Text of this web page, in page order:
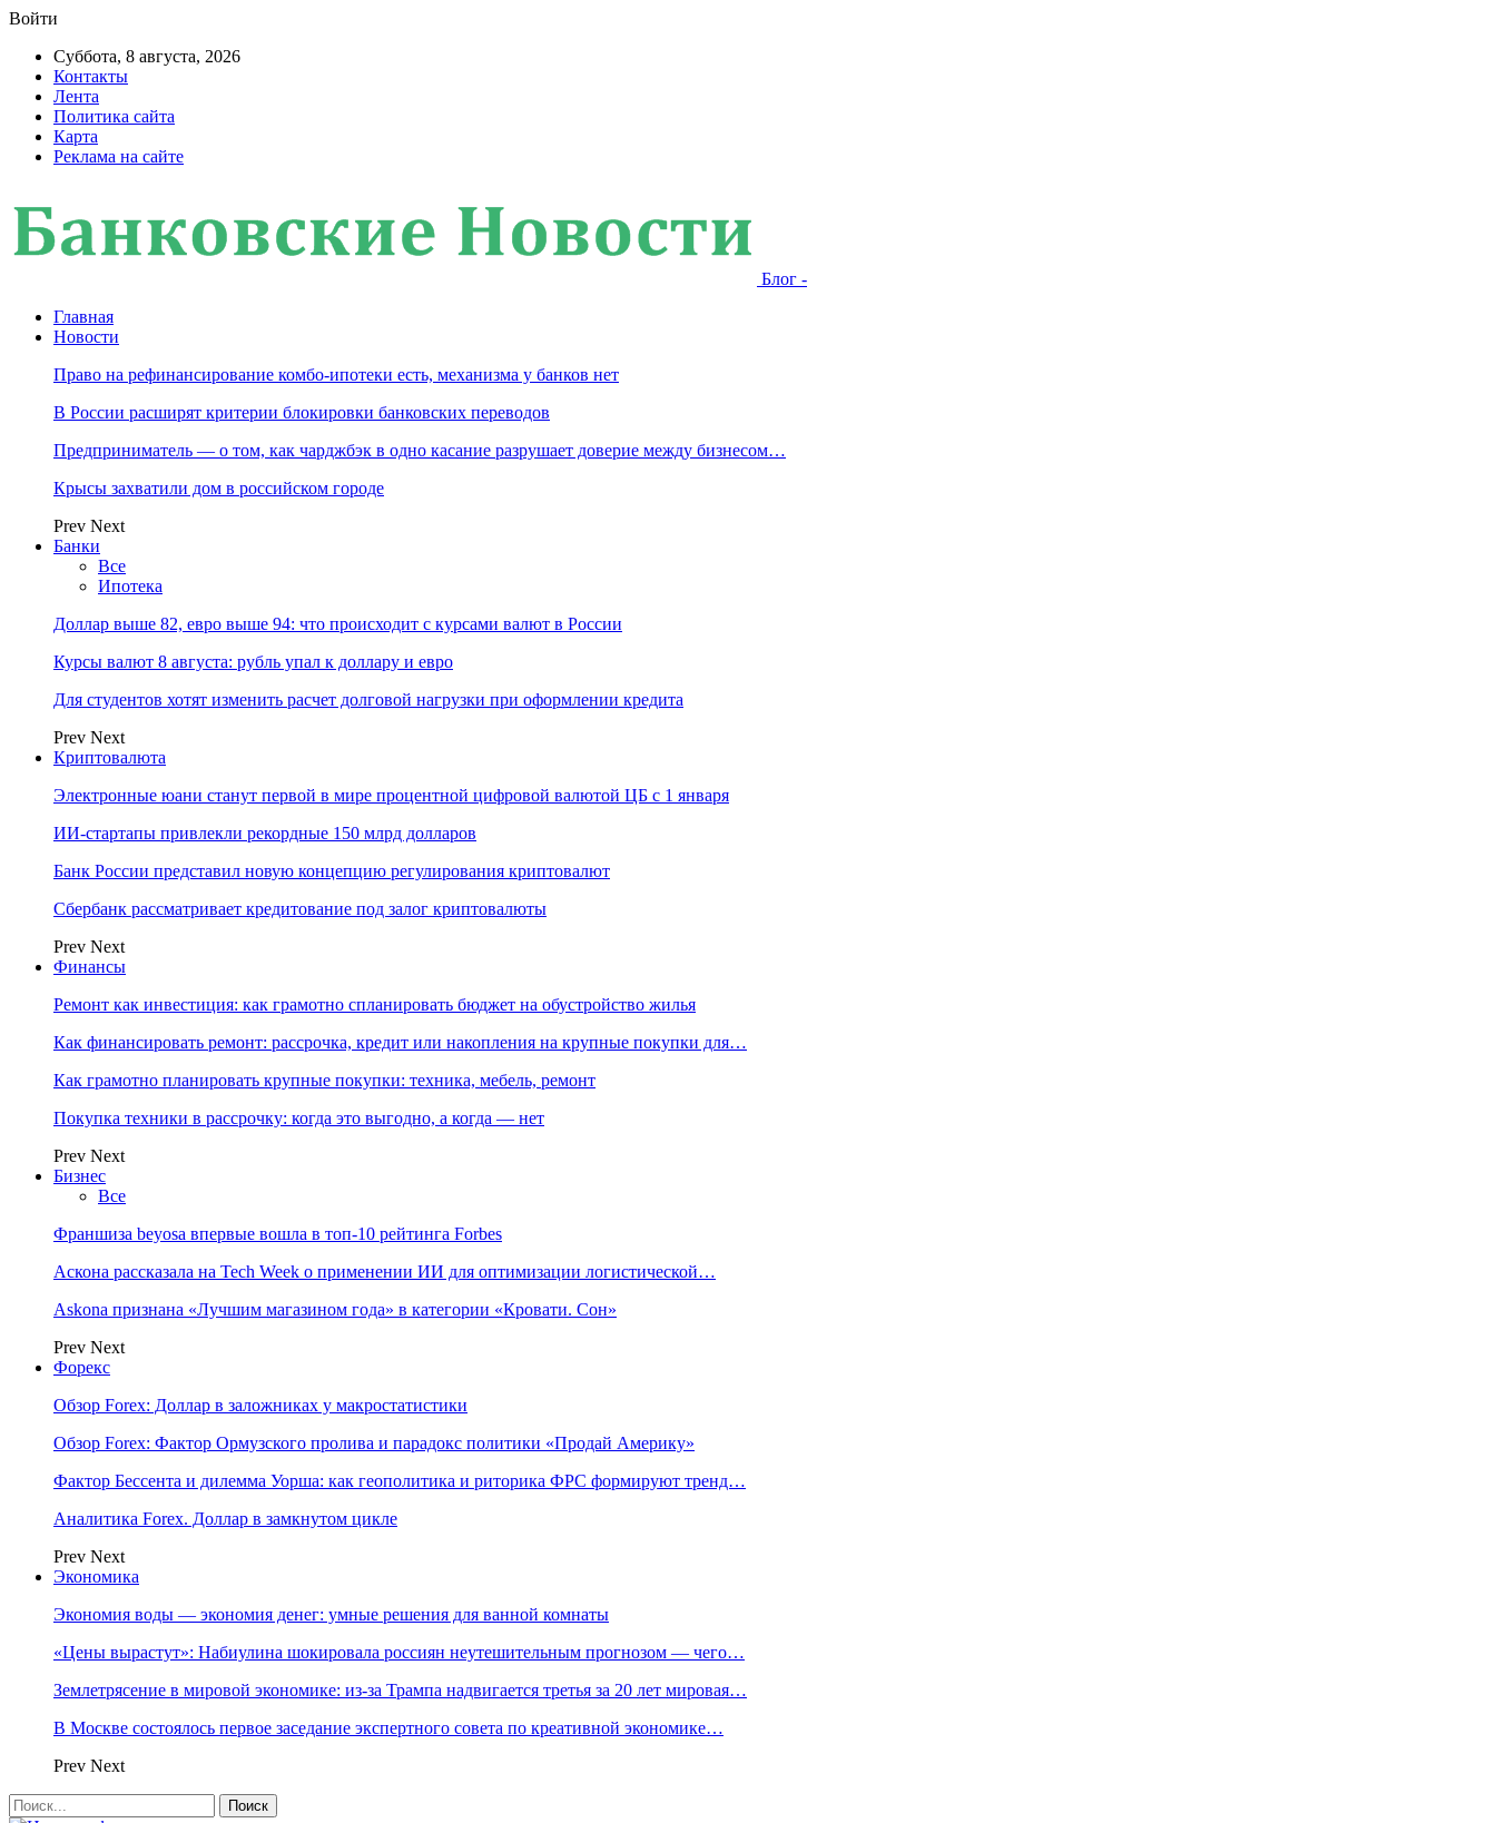
Войти
Суббота, 8 августа, 2026
Контакты
Лента
Политика сайта
Карта
Реклама на сайте
Блог -
Главная
Новости
Право на рефинансирование комбо-ипотеки есть, механизма у банков нет
В России расширят критерии блокировки банковских переводов
Предприниматель — о том, как чарджбэк в одно касание разрушает доверие между бизнесом…
Крысы захватили дом в российском городе
Prev Next
Банки
Все
Ипотека
Доллар выше 82, евро выше 94: что происходит с курсами валют в России
Курсы валют 8 августа: рубль упал к доллару и евро
Для студентов хотят изменить расчет долговой нагрузки при оформлении кредита
Prev Next
Криптовалюта
Электронные юани станут первой в мире процентной цифровой валютой ЦБ с 1 января
ИИ-стартапы привлекли рекордные 150 млрд долларов
Банк России представил новую концепцию регулирования криптовалют
Сбербанк рассматривает кредитование под залог криптовалюты
Prev Next
Финансы
Ремонт как инвестиция: как грамотно спланировать бюджет на обустройство жилья
Как финансировать ремонт: рассрочка, кредит или накопления на крупные покупки для…
Как грамотно планировать крупные покупки: техника, мебель, ремонт
Покупка техники в рассрочку: когда это выгодно, а когда — нет
Prev Next
Бизнес
Все
Франшиза beyosa впервые вошла в топ-10 рейтинга Forbes
Аскона рассказала на Tech Week о применении ИИ для оптимизации логистической…
Askona признана «Лучшим магазином года» в категории «Кровати. Сон»
Prev Next
Форекс
Обзор Forex: Доллар в заложниках у макростатистики
Обзор Forex: Фактор Ормузского пролива и парадокс политики «Продай Америку»
Фактор Бессента и дилемма Уорша: как геополитика и риторика ФРС формируют тренд…
Аналитика Forex. Доллар в замкнутом цикле
Prev Next
Экономика
Экономия воды — экономия денег: умные решения для ванной комнаты
«Цены вырастут»: Набиулина шокировала россиян неутешительным прогнозом — чего…
Землетрясение в мировой экономике: из-за Трампа надвигается третья за 20 лет мировая…
В Москве состоялось первое заседание экспертного совета по креативной экономике…
Prev Next